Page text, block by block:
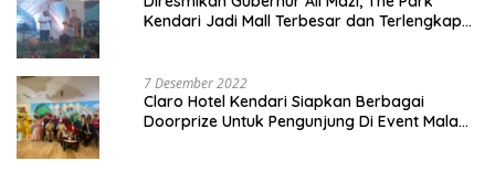
Kendari Jadi Mall Terbesar dan Terlengkap
7 Desember 2022
Claro Hotel Kendari Siapkan Berbagai
Doorprize Untuk Pengunjung Di Event Malam